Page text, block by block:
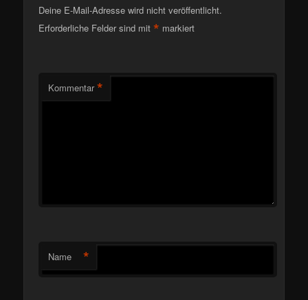
Deine E-Mail-Adresse wird nicht veröffentlicht.
Erforderliche Felder sind mit* markiert
Kommentar *
Name *